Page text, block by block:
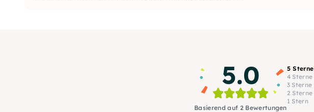
5.0
Basierend auf 2 Bewertungen
5 Sterne
4 Sterne
3 Sterne
2 Sterne
1 Stern